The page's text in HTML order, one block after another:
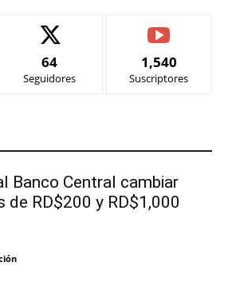
64
Seguidores
1,540
Suscriptores
Banco Central cambiar
RD$200 y RD$1,000